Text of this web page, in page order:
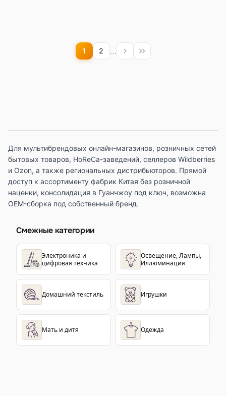
1 2 …
Для мультибрендовых онлайн-магазинов, розничных сетей
бытовых товаров, HoReCa-заведений, селлеров Wildberries
и Ozon, а также региональных дистрибьюторов. Прямой
доступ к ассортименту фабрик Китая без розничной
наценки, консолидация в Гуанчжоу под ключ, возможна
OEM-сборка под собственный бренд.
Смежные категории
Электроника и
цифровая техника
Освещение, Лампы,
Иллюминация
Домашний текстиль Игрушки
Мать и дитя Одежда